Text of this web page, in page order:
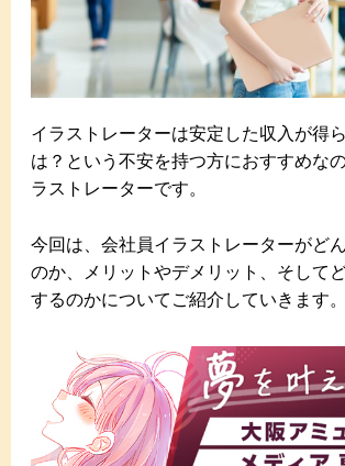
イラストレーターは安定した収入が得
は？という不安を持つ方におすすめな
ラストレーターです。
今回は、会社員イラストレーターがど
のか、メリットやデメリット、そして
するのかについてご紹介していきます。